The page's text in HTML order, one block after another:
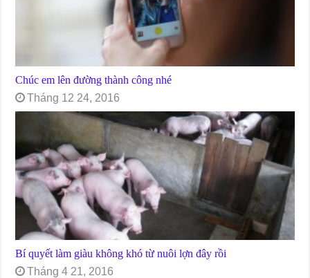
Chúc em lên đường thành công nhé
Tháng 12 24, 2016
Bí quyết làm giàu không khó từ nuôi lợn đây rồi
Tháng 4 21, 2016